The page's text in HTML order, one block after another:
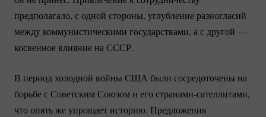
предполагало, с одной стороны, углубление разногласий
между коммунистическими государствами, а с другой —
косвенное влияние на СССР.
В период холодной войны США были сосредоточены на
борьбе с Советским Союзом и егостранами-сателлитами,
что опять же упрощает историю. Предложения